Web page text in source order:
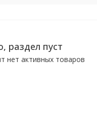
раздел пуст
нет активных товаров